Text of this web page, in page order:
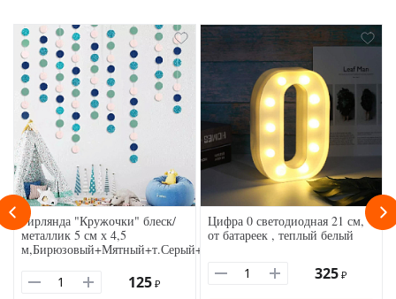
Гирлянда "Кружочки" блеск/
металлик 5 см х 4,5
м,Бирюзовый+Мятный+т.Серый+св.Розовый
125 ₽
Цифра 0 светодиодная 21 см,
от батареек , теплый белый
325 ₽